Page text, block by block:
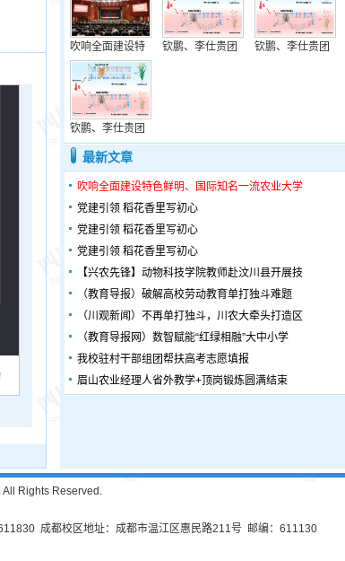
吹响全面建设特 钦鹏、李仕贵团 钦鹏、李仕贵团
钦鹏、李仕贵团
最新文章
吹响全面建设特色鲜明、国际知名一流农业大学
党建引领 稻花香里写初心
党建引领 稻花香里写初心
党建引领 稻花香里写初心
【兴农先锋】动物科技学院教师赴汶川县开展技
（教育导报）破解高校劳动教育单打独斗难题
（川观新闻）不再单打独斗，川农大牵头打造区
（教育导报网）数智赋能“红绿相融”大中小学
我校驻村干部组团帮扶高考志愿填报
眉山农业经理人省外教学+顶岗锻炼圆满结束
Rights Reserved.
成都校区地址：成都市温江区惠民路211号 邮编：611130